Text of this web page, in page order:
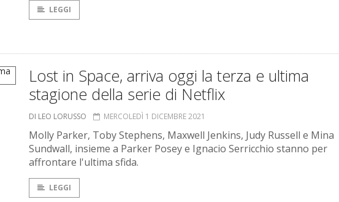
LEGGI
Lost in Space, arriva oggi la terza e ultima
stagione della serie di Netflix
DI LEO LORUSSO MERCOLEDÌ 1 DICEMBRE 2021
Molly Parker, Toby Stephens, Maxwell Jenkins, Judy Russell e Mina
Sundwall, insieme a Parker Posey e Ignacio Serricchio stanno per
affrontare l'ultima sfida.
LEGGI